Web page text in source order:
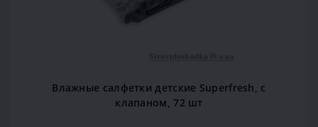
Влажные салфетки детские Superfresh, с
клапаном, 72 шт